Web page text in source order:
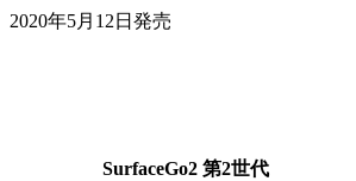
2020年5月12日発売
SurfaceGo2 第2世代